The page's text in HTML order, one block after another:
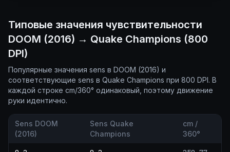
Типовые значения чувствительности
DOOM (2016) → Quake Champions (800
DPI)
Популярные значения sens в DOOM (2016) и
соответствующие sens в Quake Champions при 800 DPI. В
каждой строке cm/360° одинаковый, поэтому движение
руки идентично.
Sens DOOM
(2016)
Sens Quake
Champions
cm /
360°